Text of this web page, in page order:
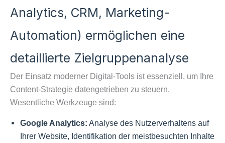
Analytics, CRM, Marketing-
Automation) ermöglichen eine
detaillierte Zielgruppenanalyse
Der Einsatz moderner Digital-Tools ist essenziell, um Ihre
Content-Strategie datengetrieben zu steuern.
Wesentliche Werkzeuge sind:
Google Analytics: Analyse des Nutzerverhaltens auf
Ihrer Website, Identifikation der meistbesuchten Inhalte